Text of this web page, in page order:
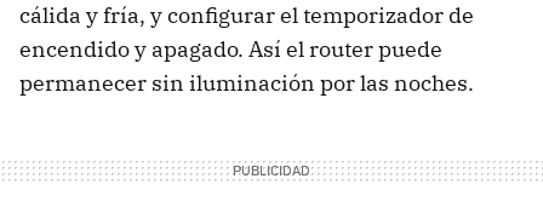
cálida y fría, y configurar el temporizador de
encendido y apagado. Así el router puede
permanecer sin iluminación por las noches.